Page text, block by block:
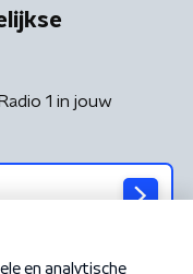
1 in jouw